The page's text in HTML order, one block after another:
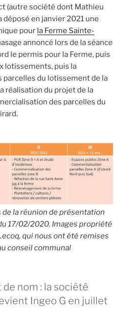
(autre société dont Mathieu
déposé en janvier 2021 une
pour la Ferme Sainte-
annoncé lors de la séance
le permis pour la Ferme, puis
lotissements, puis la
du lotissement de la
réalisation du projet de la
des parcelles du
la réunion de présentation
17/02/2020. Images propriété
qui nous ont été remises
conseil communal
nom : la société
Ingeo G en juillet